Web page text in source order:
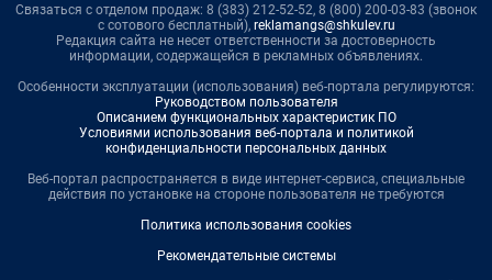
Связаться с отделом продаж: 8 (383) 212-52-52, 8 (800) 200-03-83 (звонок
с сотового бесплатный), reklamangs@shkulev.ru
Редакция сайта не несет ответственности за достоверность
информации, содержащейся в рекламных объявлениях.
Особенности эксплуатации (использования) веб-портала регулируются:
Руководством пользователя
Описанием функциональных характеристик ПО
Условиями использования веб-портала и политикой
конфиденциальности персональных данных
Веб-портал распространяется в виде интернет-сервиса, специальные
действия по установке на стороне пользователя не требуются
Политика использования cookies
Рекомендательные системы